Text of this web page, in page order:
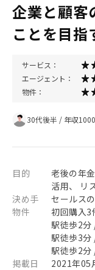
企業と顧
ことを目指
サービス：
エージェント：
物件：
30代後半 / 年収
目的
老後の年
活用、 リ
決め手
セールス
物件
初回購入3
駅徒歩2分
駅徒歩3分
駅徒歩2分
掲載日
2021年05